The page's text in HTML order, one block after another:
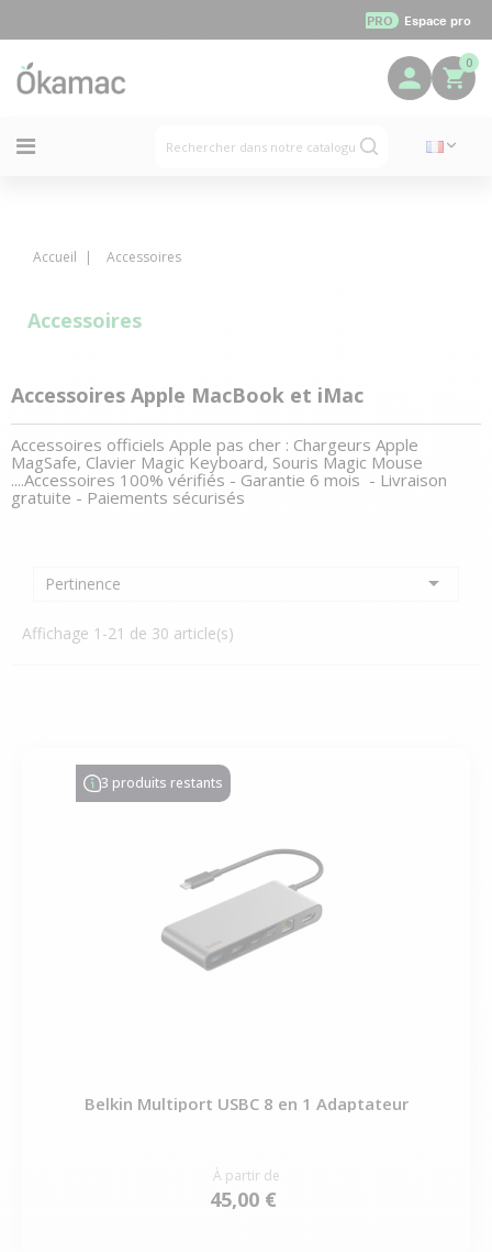
PRO Espace pro
0
Accueil Accessoires
Accessoires
Accessoires Apple MacBook et iMac
Accessoires officiels Apple pas cher : Chargeurs Apple
MagSafe, Clavier Magic Keyboard, Souris Magic Mouse
....Accessoires 100% vérifiés - Garantie 6 mois - Livraison
gratuite - Paiements sécurisés
Pertinence 
Affichage 1-21 de 30 article(s)
3 produits restants
Belkin Multiport USBC 8 en 1 Adaptateur
À partir de
45,00 €